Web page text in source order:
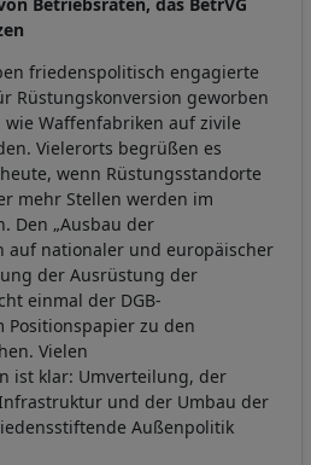
friedenspolitisch engagierte
Rüstungskonversion geworben
Waffenfabriken auf zivile
Vielerorts begrüßen es
wenn Rüstungsstandorte
mehr Stellen werden im
Den „Ausbau der
auf nationaler und europäischer
der Ausrüstung der
einmal der DGB-
Positionspapier zu den
Vielen
ist klar: Umverteilung, der
und der Umbau der
Außenpolitik